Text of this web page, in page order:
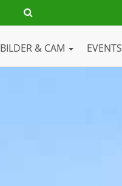
BILDER & CAM EVENTS